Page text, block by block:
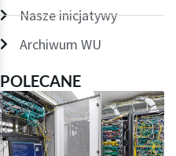
Nasze inicjatywy
Archiwum WU
POLECANE